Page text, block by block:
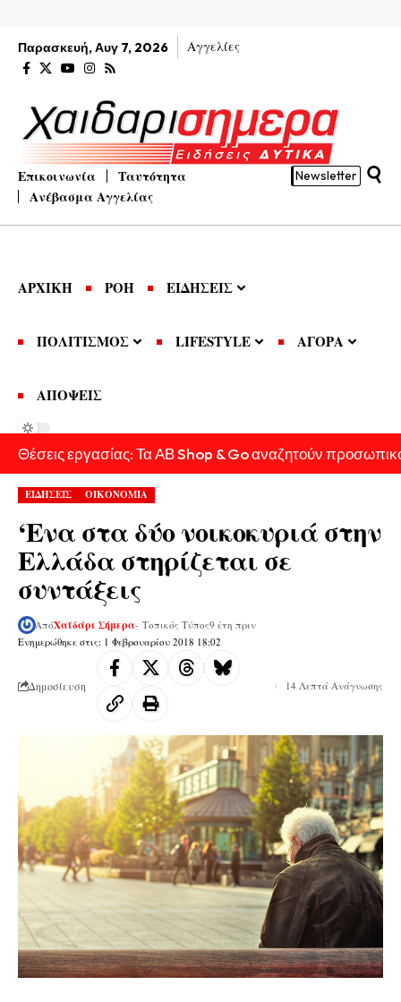
Παρασκευή, Αυγ 7, 2026 Αγγελίες
Επικοινωνία
Ταυτότητα
Ανέβασμα Αγγελίας
Newsletter
ΑΡΧΙΚΗ ΡΟΗ ΕΙΔΗΣΕΙΣ
ΠΟΛΙΤΙΣΜΟΣ LIFESTYLE ΑΓΟΡΑ
ΑΠΟΨΕΙΣ
Θέσεις εργασίας: Τα ΑΒ Shop & Go αναζητούν
ΕΙΔΗΣΕΙΣ ΟΙΚΟΝΟΜΙΑ
‘Eνα στα δύο νοικοκυριά στην
Ελλάδα στηρίζεται σε
συντάξεις
Ενημερώθηκε στις: 1 Φεβρουαρίου 2018 18:02
ΑπόΧαϊδάρι Σήμερα- Τοπικός Τύπος9 έτη πριν
Δημοσίευση 14 Λεπτά Ανάγνωσης